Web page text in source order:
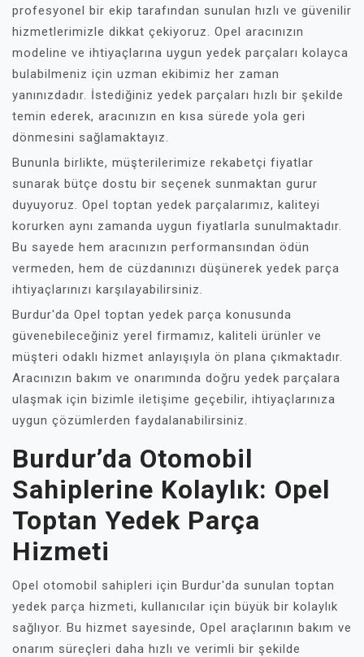
profesyonel bir ekip tarafından sunulan hızlı ve güvenilir
hizmetlerimizle dikkat çekiyoruz. Opel aracınızın
modeline ve ihtiyaçlarına uygun yedek parçaları kolayca
bulabilmeniz için uzman ekibimiz her zaman
yanınızdadır. İstediğiniz yedek parçaları hızlı bir şekilde
temin ederek, aracınızın en kısa sürede yola geri
dönmesini sağlamaktayız.
Bununla birlikte, müşterilerimize rekabetçi fiyatlar
sunarak bütçe dostu bir seçenek sunmaktan gurur
duyuyoruz. Opel toptan yedek parçalarımız, kaliteyi
korurken aynı zamanda uygun fiyatlarla sunulmaktadır.
Bu sayede hem aracınızın performansından ödün
vermeden, hem de cüzdanınızı düşünerek yedek parça
ihtiyaçlarınızı karşılayabilirsiniz.
Burdur'da Opel toptan yedek parça konusunda
güvenebileceğiniz yerel firmamız, kaliteli ürünler ve
müşteri odaklı hizmet anlayışıyla ön plana çıkmaktadır.
Aracınızın bakım ve onarımında doğru yedek parçalara
ulaşmak için bizimle iletişime geçebilir, ihtiyaçlarınıza
uygun çözümlerden faydalanabilirsiniz.
Burdur’da Otomobil
Sahiplerine Kolaylık: Opel
Toptan Yedek Parça
Hizmeti
Opel otomobil sahipleri için Burdur'da sunulan toptan
yedek parça hizmeti, kullanıcılar için büyük bir kolaylık
sağlıyor. Bu hizmet sayesinde, Opel araçlarının bakım ve
onarım süreçleri daha hızlı ve verimli bir şekilde